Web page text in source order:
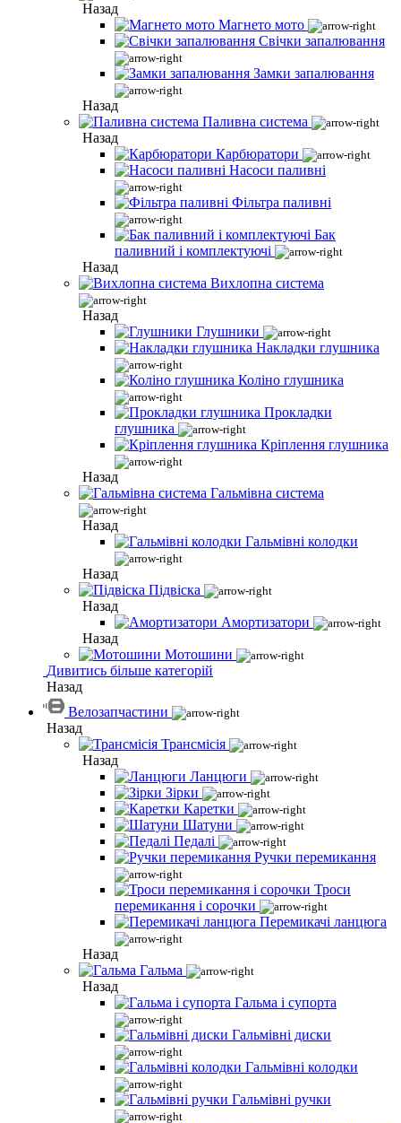
Назад
Магнето мото
Свічки запалювання
Замки запалювання
Назад
Паливна система
Назад
Карбюратори
Насоси паливні
Фільтра паливні
Бак
паливний і комплектуючі
Назад
Вихлопна система
Назад
Глушники
Накладки глушника
Коліно глушника
Прокладки
глушника
Кріплення глушника
Назад
Гальмівна система
Назад
Гальмівні колодки
Назад
Підвіска
Назад
Амортизатори
Назад
Мотошини
Дивитись більше категорій
Назад
Велозапчастини
Назад
Трансмісія
Назад
Ланцюги
Зірки
Каретки
Шатуни
Педалі
Ручки перемикання
Троси
перемикання і сорочки
Перемикачі ланцюга
Назад
Гальма
Назад
Гальма і супорта
Гальмівні диски
Гальмівні колодки
Гальмівні ручки